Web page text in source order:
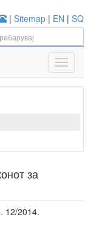
| Sitemap | EN | SQ
за
12/2014.